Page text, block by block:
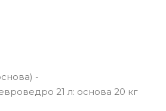
-
21 л: основа 20 кг